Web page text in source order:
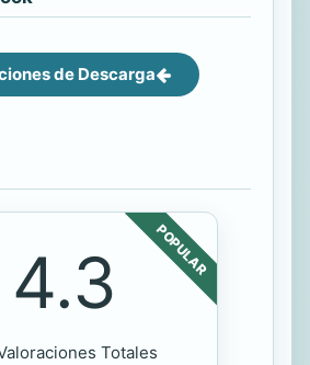
de Descarga
POPULAR
4.3
Totales